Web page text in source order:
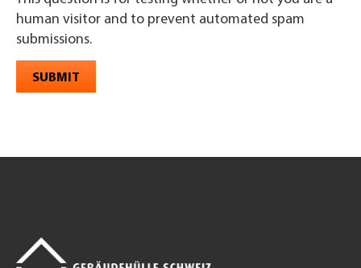
human visitor and to prevent automated spam
submissions.
SUBMIT